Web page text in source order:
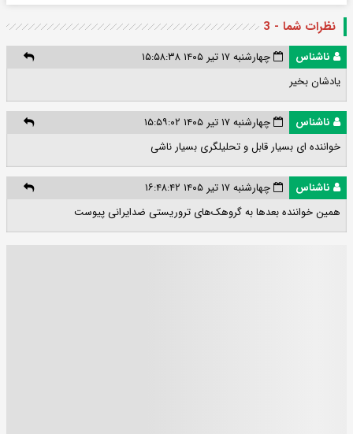
نظرات شما - 3
ناشناس
چهارشنبه ۱۷ تیر ۱۴۰۵ ۱۵:۵۸:۳۸
یادشان بخیر
ناشناس
چهارشنبه ۱۷ تیر ۱۴۰۵ ۱۵:۵۹:۰۲
خواننده ای بسیار قابل و تحلیلگری بسیار ناشی
ناشناس
چهارشنبه ۱۷ تیر ۱۴۰۵ ۱۶:۴۸:۴۲
همین خواننده بعدها به گروهک‌های تروریستی ضدایرانی پیوست